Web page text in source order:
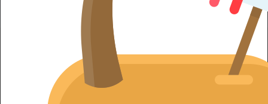
Prihlásenie
Pre nakupovanie v našom e-shope nie je potrebné mať